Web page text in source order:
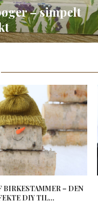
– simpelt
BIRKESTAMMER – DEN
DIY TIL...